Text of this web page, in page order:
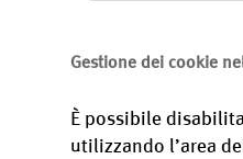
Gestione dei cookie
È possibile
utilizzando l’area